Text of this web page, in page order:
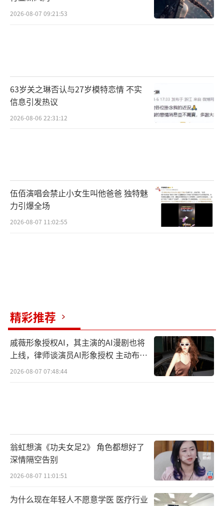
2026-08-07 09:21:53
63岁关之琳否认与27岁模特恋情 不实
信息引发热议
2026-08-06 22:31:12
伍佰演唱会禁止小女生叫他爸爸 独特魅
力引爆全场
2026-08-07 11:02:55
精彩推荐
戚薇形象授权AI，其主演的AI漫剧也将
上线，律师谈演员AI形象授权 主动布局
数字资产
2026-08-07 07:48:44
翁虹想演《功夫女足2》 角色都想好了
深情隔空告别
2026-08-07 11:01:51
为什么现在年轻人不愿意学医 医疗行业